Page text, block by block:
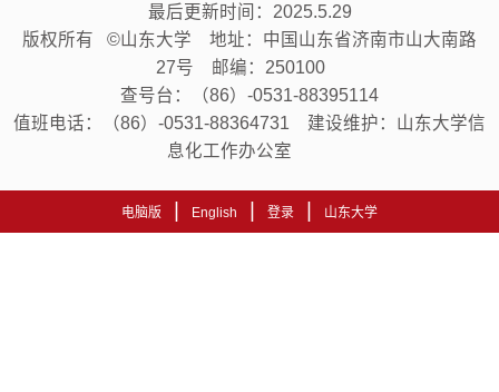
最后更新时间： 2025.5.29
版权所有 ©山东大学 地址：中国山东省济南市山大南路
27号 邮编：250100
查号台：（86）-0531-88395114
值班电话：（86）-0531-88364731 建设维护：山东大学信
息化工作办公室
电脑版 English 登录 山东大学